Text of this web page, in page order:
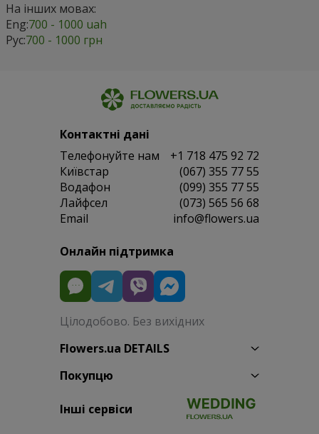
На інших мовах:
Eng:700 - 1000 uah
Рус:700 - 1000 грн
Контактні дані
Телефонуйте нам
+1 718 475 92 72
Київстар
(067) 355 77 55
Водафон
(099) 355 77 55
Лайфсел
(073) 565 56 68
Email
info@flowers.ua
Онлайн підтримка
Цілодобово. Без вихідних
Flowers.ua DETAILS
Покупцю
Інші сервіси